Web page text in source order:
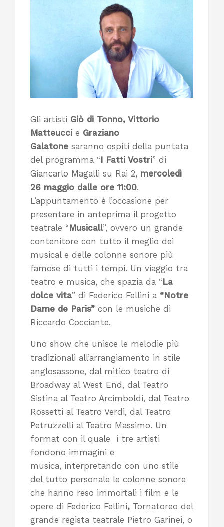
Gli artisti Giò di Tonno, Vittorio
Matteucci e Graziano
Galatone saranno ospiti della puntata
del programma “I Fatti Vostri” di
Giancarlo Magalli su Rai 2, mercoledì
26 maggio dalle ore 11:00.
L’appuntamento è l’occasione per
presentare in anteprima il progetto
teatrale “Musicall”, ovvero un grande
contenitore con tutto il meglio dei
musical e delle colonne sonore più
famose di tutti i tempi. Un viaggio tra
teatro e musica, che spazia da “La
dolce vita” di Federico Fellini a “Notre
Dame de Paris” con le musiche di
Riccardo Cocciante.
Uno show che unisce le melodie più
tradizionali all’arrangiamento in stile
anglosassone, dal mitico teatro di
Broadway al West End, dal Teatro
Sistina al Teatro Arcimboldi, dal Teatro
Rossetti al Teatro Verdi, dal Teatro
Petruzzelli al Teatro Massimo. Un
format con il quale i tre artisti
fondono immagini e
musica, interpretando con uno stile
del tutto personale le colonne sonore
che hanno reso immortali i film e le
opere di Federico Fellini, Tornatoreo del
grande regista teatrale Pietro Garinei, o